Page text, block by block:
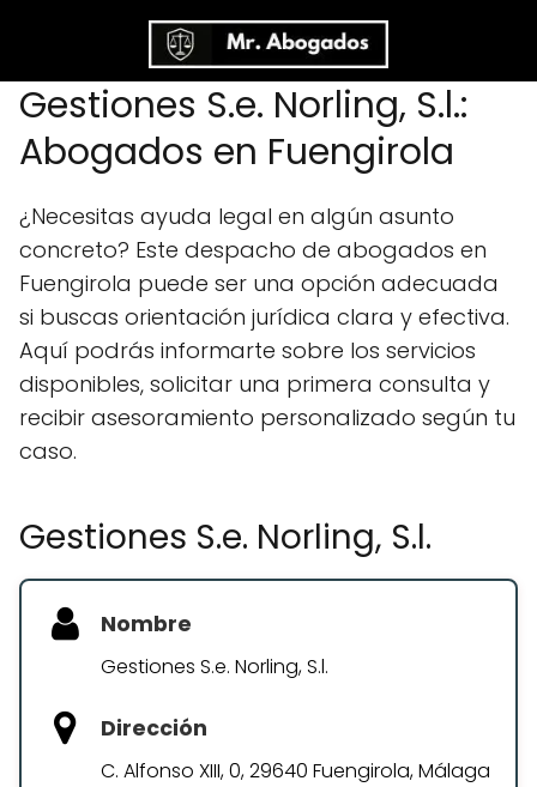
Gestiones S.e. Norling, S.l.:
Abogados en Fuengirola
¿Necesitas ayuda legal en algún asunto
concreto? Este despacho de abogados en
Fuengirola puede ser una opción adecuada
si buscas orientación jurídica clara y efectiva.
Aquí podrás informarte sobre los servicios
disponibles, solicitar una primera consulta y
recibir asesoramiento personalizado según tu
caso.
Gestiones S.e. Norling, S.l.
Nombre
Gestiones S.e. Norling, S.l.
Dirección
C. Alfonso XIII, 0, 29640 Fuengirola, Málaga